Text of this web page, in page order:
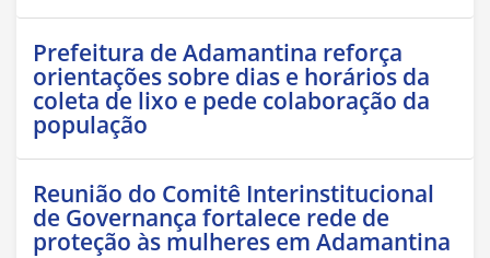
Prefeitura de Adamantina reforça
orientações sobre dias e horários da
coleta de lixo e pede colaboração da
população
Reunião do Comitê Interinstitucional
de Governança fortalece rede de
proteção às mulheres em Adamantina